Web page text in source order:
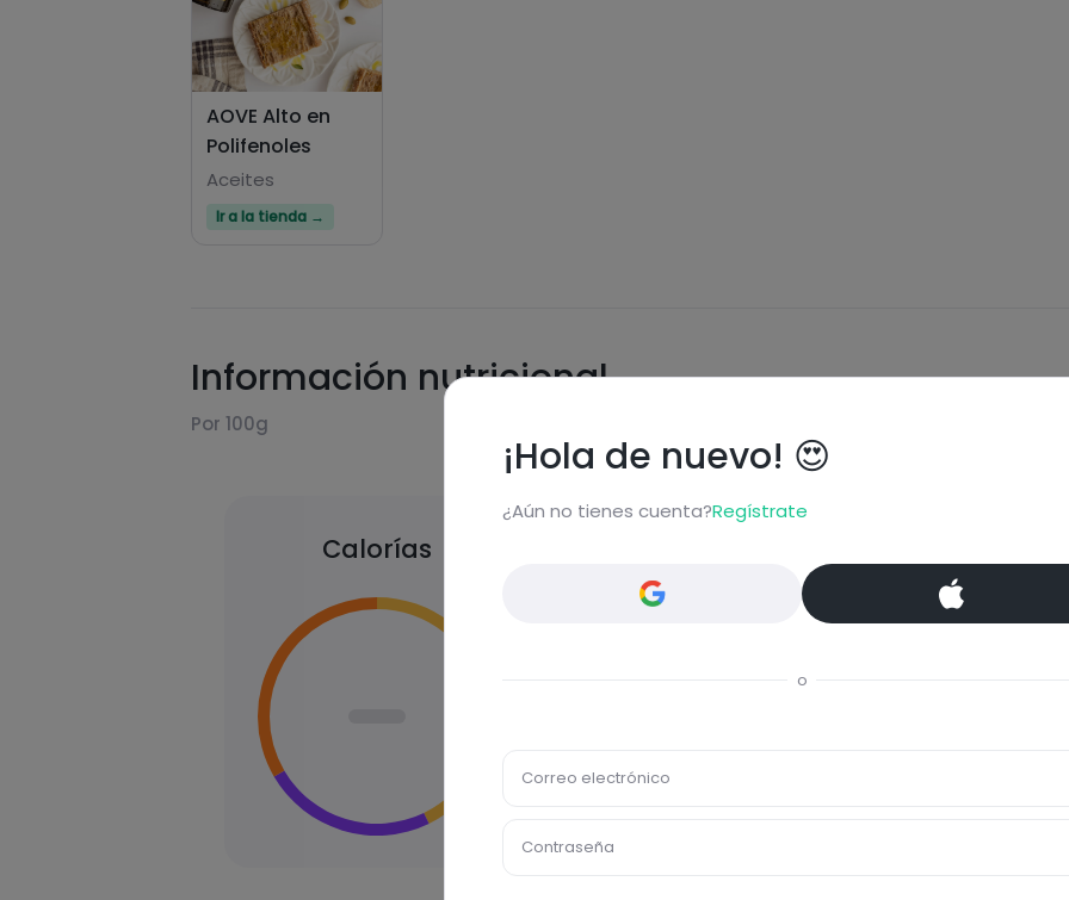
AOVE Alto en
Polifenoles
Aceites
Ir a la tienda →
Información nutricional
Por 100g
Calorías
¡Hola de nuevo! 😍
¿Aún no tienes cuenta?Regístrate
o
Correo electrónico
Contraseña